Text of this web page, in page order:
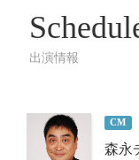
出演情報
CM
森永